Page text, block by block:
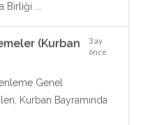
...
(Kurban
3 ay
önce
Genel
Kurban Bayramında